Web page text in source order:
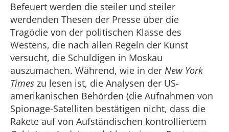
Befeuert werden die steiler und steiler
werdenden Thesen der Presse über die
Tragödie von der politischen Klasse des
Westens, die nach allen Regeln der Kunst
versucht, die Schuldigen in Moskau
auszumachen. Während, wie in der New York
Times zu lesen ist, die Analysen der US-
amerikanischen Behörden (die Aufnahmen von
Spionage-Satelliten bestätigen nicht, dass die
Rakete auf von Aufständischen kontrolliertem